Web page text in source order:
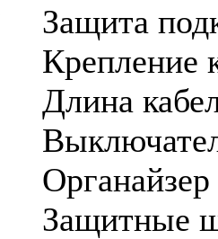
Защита
Крепление
Длина
Защитные